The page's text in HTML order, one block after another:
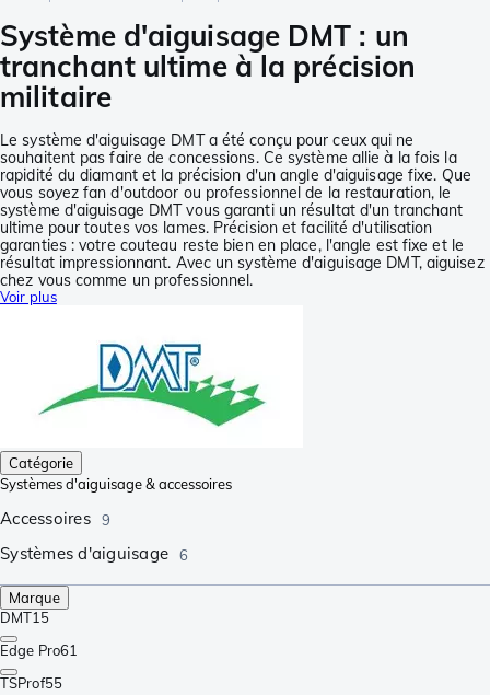
Système d'aiguisage DMT : un
tranchant ultime à la précision
militaire
Le système d'aiguisage DMT a été conçu pour ceux qui ne
souhaitent pas faire de concessions. Ce système allie à la fois la
rapidité du diamant et la précision d'un angle d'aiguisage fixe. Que
vous soyez fan d'outdoor ou professionnel de la restauration, le
système d'aiguisage DMT vous garanti un résultat d'un tranchant
ultime pour toutes vos lames. Précision et facilité d'utilisation
garanties : votre couteau reste bien en place, l'angle est fixe et le
résultat impressionnant. Avec un système d'aiguisage DMT, aiguisez
chez vous comme un professionnel.
Voir plus
Catégorie
Systèmes d'aiguisage & accessoires
Accessoires 9
Systèmes d'aiguisage 6
Marque
DMT15
Edge Pro61
TSProf55